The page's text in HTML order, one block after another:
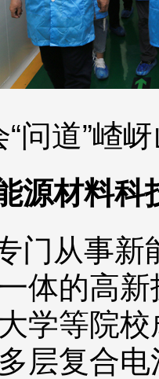
问道”嵖
源材料科
门从事新
体的高
学等院
层复合